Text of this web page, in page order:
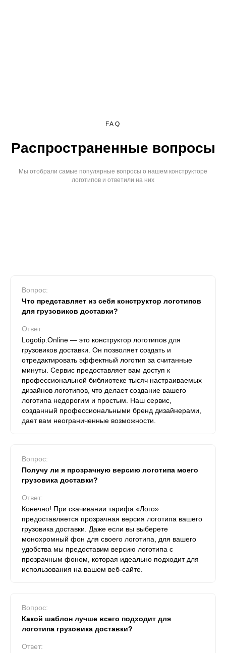
FAQ
Распространенные вопросы
Мы отобрали самые популярные вопросы о нашем конструкторе
логотипов и ответили на них
Вопрос:
Что представляет из себя конструктор логотипов
для грузовиков доставки?
Ответ:
Logotip.Online — это конструктор логотипов для
грузовиков доставки. Он позволяет создать и
отредактировать эффектный логотип за считанные
минуты. Сервис предоставляет вам доступ к
профессиональной библиотеке тысяч настраиваемых
дизайнов логотипов, что делает создание вашего
логотипа недорогим и простым. Наш сервис,
созданный профессиональными бренд дизайнерами,
дает вам неограниченные возможности.
Вопрос:
Получу ли я прозрачную версию логотипа моего
грузовика доставки?
Ответ:
Конечно! При скачивании тарифа «Лого»
предоставляется прозрачная версия логотипа вашего
грузовика доставки. Даже если вы выберете
монохромный фон для своего логотипа, для вашего
удобства мы предоставим версию логотипа с
прозрачным фоном, которая идеально подходит для
использования на вашем веб-сайте.
Вопрос:
Какой шаблон лучше всего подходит для
логотипа грузовика доставки?
Ответ: